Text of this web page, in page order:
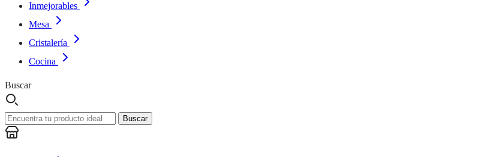
Inmejorables
Mesa
Cristalería
Cocina
Buscar
Buscar